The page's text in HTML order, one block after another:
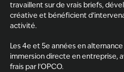
travaillent sur de vrais briefs,
créative et bénéficient
activité.
Les 4e et 5e années en
immersion directe en entreprise,
frais par l’OPCO.